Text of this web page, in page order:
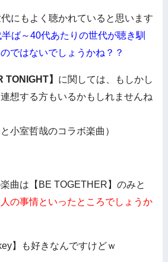
にもよく聴かれていると思います
ば～40代あたりの世代が聴き馴
ではないでしょうかね？？
TONIGHT】 に関しては、もしかし
想する方もいるかもしれませんね
小室哲哉のコラボ楽曲）
曲は【BE TOGETHER】のみと
の事情といったところでしょうか
】も好きなんですけどｗ